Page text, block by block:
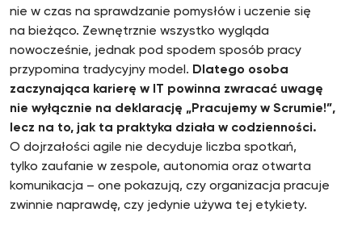
nie w czas na sprawdzanie pomysłów i uczenie się
na bieżąco. Zewnętrznie wszystko wygląda
nowocześnie, jednak pod spodem sposób pracy
przypomina tradycyjny model. Dlatego osoba
zaczynająca karierę w IT powinna zwracać uwagę
nie wyłącznie na deklarację „Pracujemy w Scrumie!”,
lecz na to, jak ta praktyka działa w codzienności.
O dojrzałości agile nie decyduje liczba spotkań,
tylko zaufanie w zespole, autonomia oraz otwarta
komunikacja – one pokazują, czy organizacja pracuje
zwinnie naprawdę, czy jedynie używa tej etykiety.